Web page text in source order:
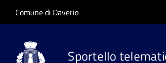
Salta al contenuto principale
Skip to site navigation
Comune di Daverio
Sportello